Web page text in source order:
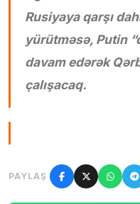
Rusiyaya qarşı
yürütməsə, Putin
davam edərək
çalışacaq.
PAYLAŞ